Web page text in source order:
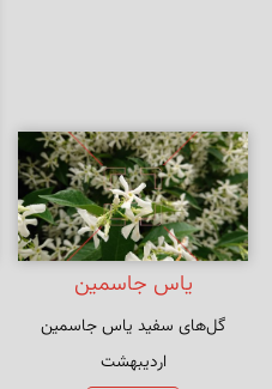
یاس جاسمین
اردیبهشت